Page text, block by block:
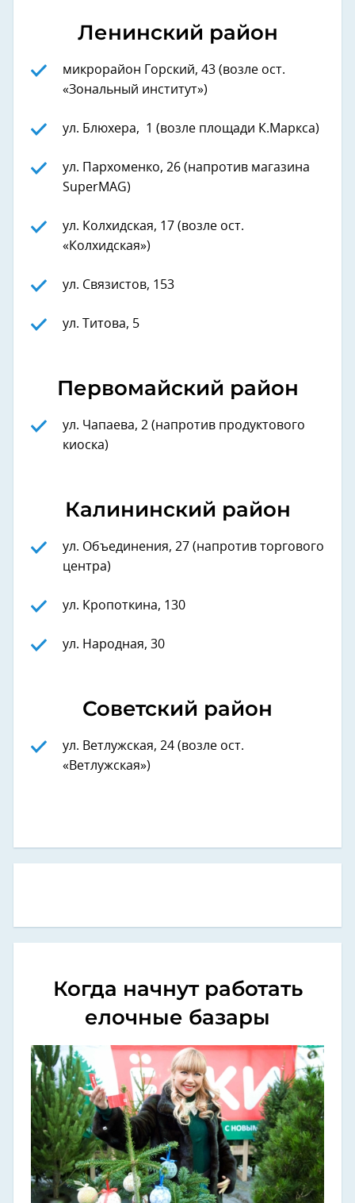
Ленинский район
микрорайон Горский, 43 (возле ост.
«Зональный институт»)
ул. Блюхера, 1 (возле площади К.Маркса)
ул. Пархоменко, 26 (напротив магазина
SuperMAG)
ул. Колхидская, 17 (возле ост.
«Колхидская»)
ул. Связистов, 153
ул. Титова, 5
Первомайский район
ул. Чапаева, 2 (напротив продуктового
киоска)
Калининский район
ул. Объединения, 27 (напротив торгового
центра)
ул. Кропоткина, 130
ул. Народная, 30
Советский район
ул. Ветлужская, 24 (возле ост.
«Ветлужская»)
Когда начнут работать
елочные базары